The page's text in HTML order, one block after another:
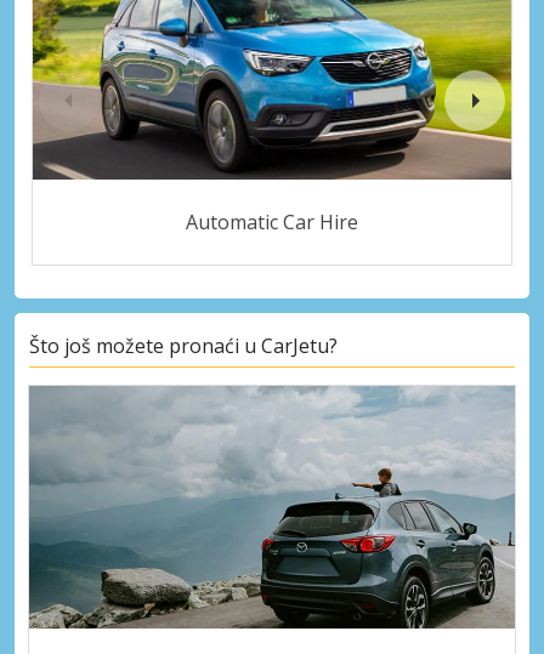
Automatic Car Hire
Što još možete pronaći u CarJetu?